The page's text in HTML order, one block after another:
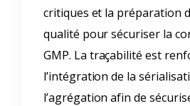
critiques et la préparation
qualité pour sécuriser la
GMP. La traçabilité est
l’intégration de la
l’agrégation afin de